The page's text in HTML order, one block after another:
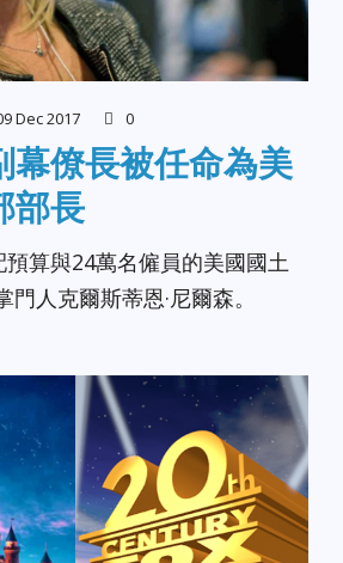
Dec 2017 0
幕僚長被任命為美
部長
算與24萬名僱員的美國國土
人克爾斯蒂恩·尼爾森。